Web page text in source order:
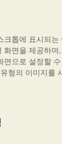
크톱에 표시되는
화면을 제공하며
면으로 설정할
형의 이미지를